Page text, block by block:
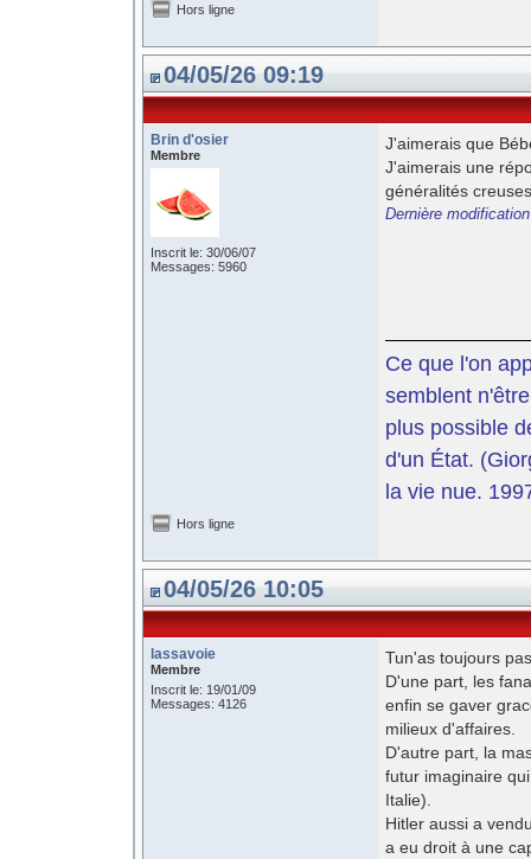
Hors ligne
04/05/26 09:19
Brin d'osier
Membre
Inscrit le: 30/06/07
Messages: 5960
J'aimerais que
J'aimerais une
généralités
Dernière
Ce que l'on
semblent
plus possible
d'un État.
la vie nue.
Hors ligne
04/05/26 10:05
lassavoie
Membre
Inscrit le: 19/01/09
Messages: 4126
Tun'as toujours
D'une part, les
enfin se gaver
milieux d'affaires.
D'autre part, la
futur imaginaire
Italie).
Hitler aussi a
a eu droit à une